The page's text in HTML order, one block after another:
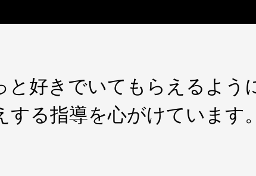
と好きでいてもらえるよう
る指導を心がけています。